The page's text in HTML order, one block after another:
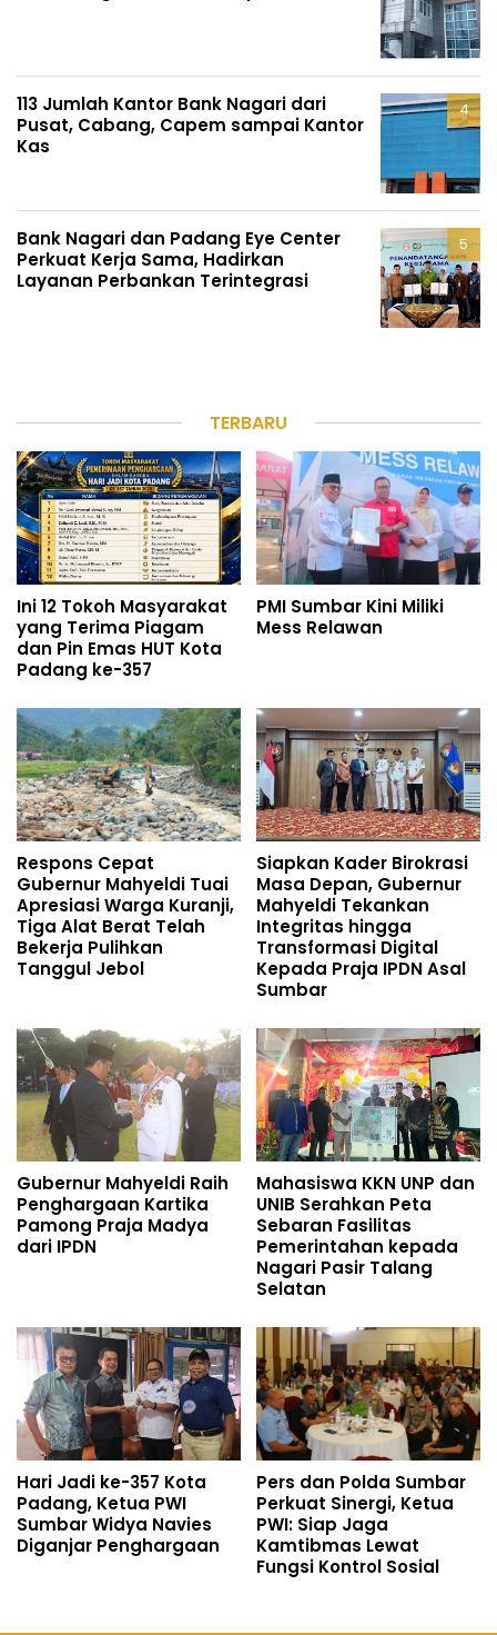
113 Jumlah Kantor Bank Nagari dari
Pusat, Cabang, Capem sampai Kantor
Kas
Bank Nagari dan Padang Eye Center
Perkuat Kerja Sama, Hadirkan
Layanan Perbankan Terintegrasi
TERBARU
Ini 12 Tokoh Masyarakat
yang Terima Piagam
dan Pin Emas HUT Kota
Padang ke-357
PMI Sumbar Kini Miliki
Mess Relawan
Respons Cepat
Gubernur Mahyeldi Tuai
Apresiasi Warga Kuranji,
Tiga Alat Berat Telah
Bekerja Pulihkan
Tanggul Jebol
Siapkan Kader Birokrasi
Masa Depan, Gubernur
Mahyeldi Tekankan
Integritas hingga
Transformasi Digital
Kepada Praja IPDN Asal
Sumbar
Gubernur Mahyeldi Raih
Penghargaan Kartika
Pamong Praja Madya
dari IPDN
Mahasiswa KKN UNP dan
UNIB Serahkan Peta
Sebaran Fasilitas
Pemerintahan kepada
Nagari Pasir Talang
Selatan
Hari Jadi ke-357 Kota
Padang, Ketua PWI
Sumbar Widya Navies
Diganjar Penghargaan
Pers dan Polda Sumbar
Perkuat Sinergi, Ketua
PWI: Siap Jaga
Kamtibmas Lewat
Fungsi Kontrol Sosial